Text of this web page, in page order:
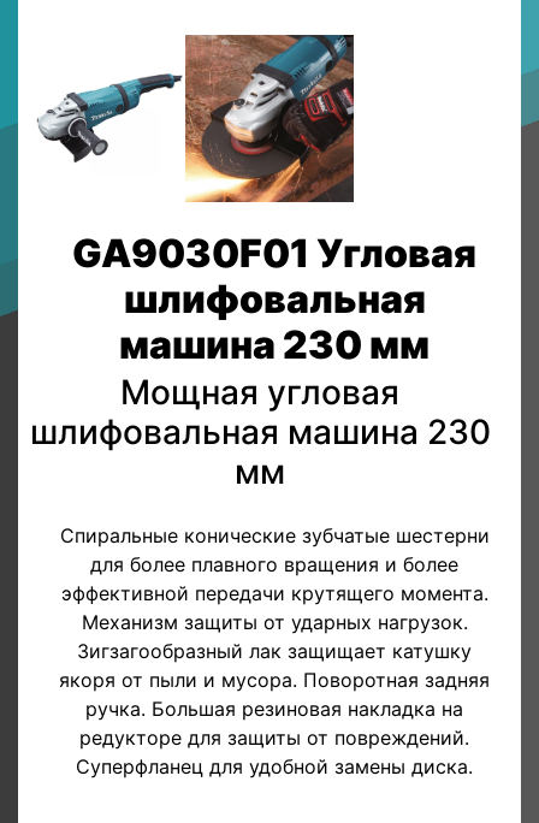
GA9030F01 Угловая
шлифовальная
машина 230 мм
Мощная угловая
шлифовальная машина 230
мм
Спиральные конические зубчатые шестерни
для более плавного вращения и более
эффективной передачи крутящего момента.
Механизм защиты от ударных нагрузок.
Зигзагообразный лак защищает катушку
якоря от пыли и мусора. Поворотная задняя
ручка. Большая резиновая накладка на
редукторе для защиты от повреждений.
Суперфланец для удобной замены диска.